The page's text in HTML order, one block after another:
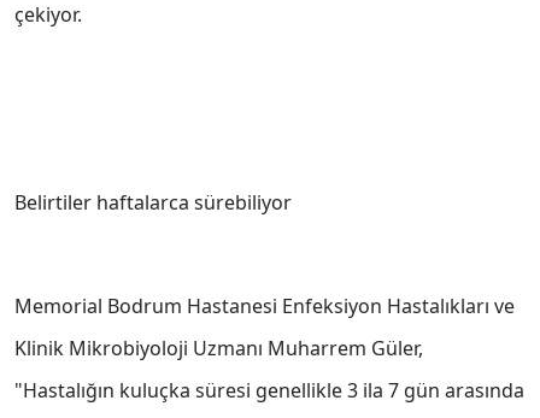
çekiyor.
Belirtiler haftalarca sürebiliyor
Memorial Bodrum Hastanesi Enfeksiyon Hastalıkları ve
Klinik Mikrobiyoloji Uzmanı Muharrem Güler,
"Hastalığın kuluçka süresi genellikle 3 ila 7 gün arasında